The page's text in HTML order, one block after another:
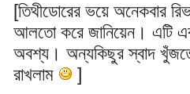
[তিথীডোরের ভয়ে অনেকবার
আলতো করে জানিয়েন। এটি
অবশ্য। অন্যকিছুর স্বাদ
রাখলাম
]